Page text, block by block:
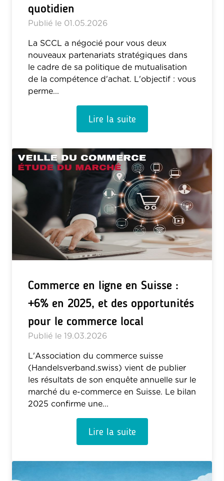
quotidien
Publié le 01.05.2026
La SCCL a négocié pour vous deux
nouveaux partenariats stratégiques dans
le cadre de sa politique de mutualisation
de la compétence d'achat. L'objectif : vous
perme...
Lire la suite
Commerce en ligne en Suisse :
+6% en 2025, et des opportunités
pour le commerce local
Publié le 19.03.2026
L'Association du commerce suisse
(Handelsverband.swiss) vient de publier
les résultats de son enquête annuelle sur le
marché du e-commerce en Suisse. Le bilan
2025 confirme une...
Lire la suite